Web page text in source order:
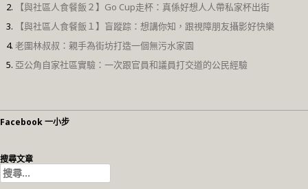
【與社區人食餐飯２】Go Cup走杯：真係好想人人帶私家杯出街
【與社區人食餐飯１】盲蹤踪：想講你知，跟視障朋友攝影好快樂
老圍林叔叔：親手為街坊打造一個無污水家園
亞公角自家社區實驗：一次跟官員和議員打交道的公民經驗
Facebook 一小步
搜尋文章
搜
尋